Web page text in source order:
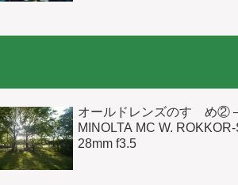
オールドレンズのすゝめ②
MINOLTA MC W.
28mm f3.5